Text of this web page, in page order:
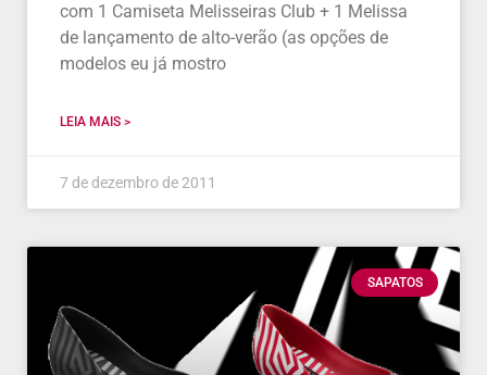
com 1 Camiseta Melisseiras Club + 1 Melissa
de lançamento de alto-verão (as opções de
modelos eu já mostro
LEIA MAIS >
7 de dezembro de 2011
SAPATOS